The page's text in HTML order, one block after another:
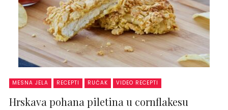
MESNA JELA RECEPTI RUČAK VIDEO RECEPTI
Hrskava pohana piletina u cornflakesu